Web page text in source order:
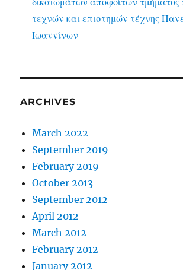
τεχνών και επιστημών τέχνης
Ιωαννίνων
ARCHIVES
March 2022
September 2019
February 2019
October 2013
September 2012
April 2012
March 2012
February 2012
January 2012